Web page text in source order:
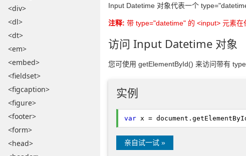
<div>
<dl>
<dt>
<em>
<embed>
<fieldset>
<figcaption>
<figure>
<footer>
<form>
<head>
Input Datetime 对象代表一个
注释: 带 type="datetime" 的 <input> 元素在
访问 Input Datetime 对象
您可使用 getElementById() 来访问带有
实例
var x = document.
亲自试一试 »